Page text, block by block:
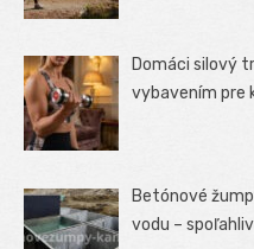
Domáci silový
vybavením pre
Betónové
vodu –